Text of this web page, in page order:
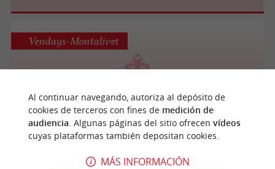
Karting Montalivet
Karting
Vendays-Montalivet
Vendays-Montalivet
Al continuar navegando, autoriza al depósito de
cookies de terceros con fines de medición de
audiencia. Algunas páginas del sitio ofrecen vídeos
cuyas plataformas también depositan cookies.
MÁS INFORMACIÓN